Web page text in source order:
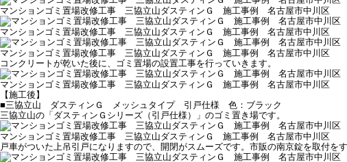
マンションゴミ置場改修工事 三協立山ダスティンＧ 施工事例 名古屋市中川区
マンションゴミ置場改修工事 三協立山ダスティンＧ 施工事例 名古屋市中川区
マンションゴミ置場改修工事 三協立山ダスティンＧ 施工事例 名古屋市中川区
コンクリートが乾いた後に、ゴミ置場の設置工事を行っていきます。
マンションゴミ置場改修工事 三協立山ダスティンＧ 施工事例 名古屋市中川区
【施工後】
■三協立山 ダスティンＧ メッシュタイプ 引戸仕様 色：ブラック
三協立山の「ダスティンＧシリーズ（引戸仕様）」のゴミ置き場です。
マンションゴミ置場改修工事 三協立山ダスティンＧ 施工事例 名古屋市中川区
戸車がついた上吊引戸になりますので、開閉がスムーズです。市販の南京錠を取付を